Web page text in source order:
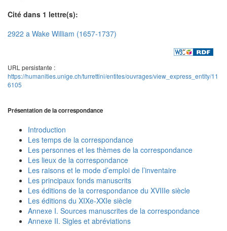
Cité dans 1 lettre(s):
2922 a Wake William (1657-1737)
URL persistante :
https://humanities.unige.ch/turrettini/entites/ouvrages/view_express_entity/11
6105
Présentation de la correspondance
Introduction
Les temps de la correspondance
Les personnes et les thèmes de la correspondance
Les lieux de la correspondance
Les raisons et le mode d’emploi de l’inventaire
Les principaux fonds manuscrits
Les éditions de la correspondance du XVIIIe siècle
Les éditions du XIXe-XXIe siècle
Annexe I. Sources manuscrites de la correspondance
Annexe II. Sigles et abréviations